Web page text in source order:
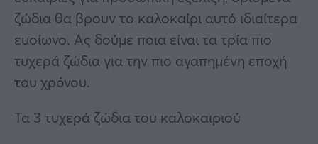
ζώδια θα βρουν το καλοκαίρι αυτό ιδιαίτερα
ευοίωνο. Ας δούμε ποια είναι τα τρία πιο
τυχερά ζώδια για την πιο αγαπημένη εποχή
του χρόνου.
Τα 3 τυχερά ζώδια του καλοκαιριού